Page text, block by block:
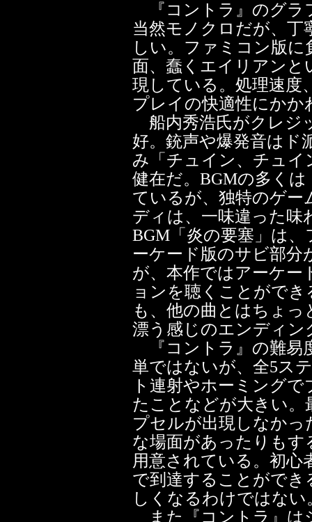
『コントラ』のグラ
当然モノクロだが、丁
しい。ファミコン版
面、蠢くエイリアンと
現している。処理速度
プレイの快適性にかか
船内秀浩氏がクレジ
好。銃声や爆発音はド
み「チュイン、チュ
健在だ。BGMの多く
ているが、独特のゲー
ディは、一味違った味
BGM「炎の要塞」は
ーケード版のサビ部
が、本作ではアーケー
ョンを聴くことがで
も、他の曲とはちょっ
漂う感じのエンディン
『コントラ』の難易
単ではないが、全5ス
ト連射やホーミング
たことなどが大きい。
プセルが出現しなか
な場面があったりもす
用意されている。初
で到達することができ
しくなるわけではない
また『コントラ』は